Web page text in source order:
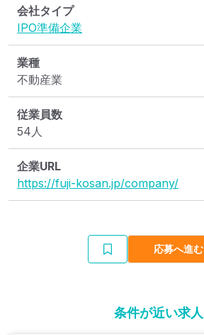
会社タイプ
IPO準備企業
業種
不動産業
従業員数
54人
企業URL
https://fuji-kosan.jp/company/
応募へ進む
条件が近い求人